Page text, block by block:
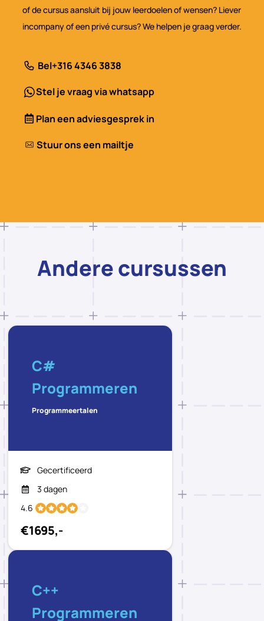
of de cursus aansluit bij jouw leerdoelen of wensen? Liever
incompany of een privé cursus? We helpen je graag verder.
Bel+316 4346 3838
Stel je vraag via whatsapp
Plan een adviesgesprek in
Stuur ons een mailtje
Andere cursussen
C#
Programmeren
Programmeertalen
Gecertificeerd
3 dagen
4.6
€1695,-
C++
Programmeren